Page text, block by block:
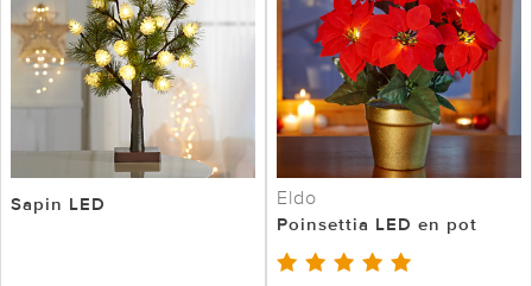
Sapin LED Eldo
Poinsettia LED en pot